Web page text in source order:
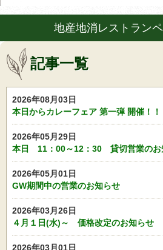
地産地消レストラン
記事一覧
2026年08月03日
本日からカレーフェア 第一弾 開催！！
2026年05月29日
本日 11：00～12：30 貸切営業のお
2026年05月01日
GW期間中の営業のお知らせ
2026年03月26日
４月１日(水)～ 価格改定のお知らせ
2026年03月01日